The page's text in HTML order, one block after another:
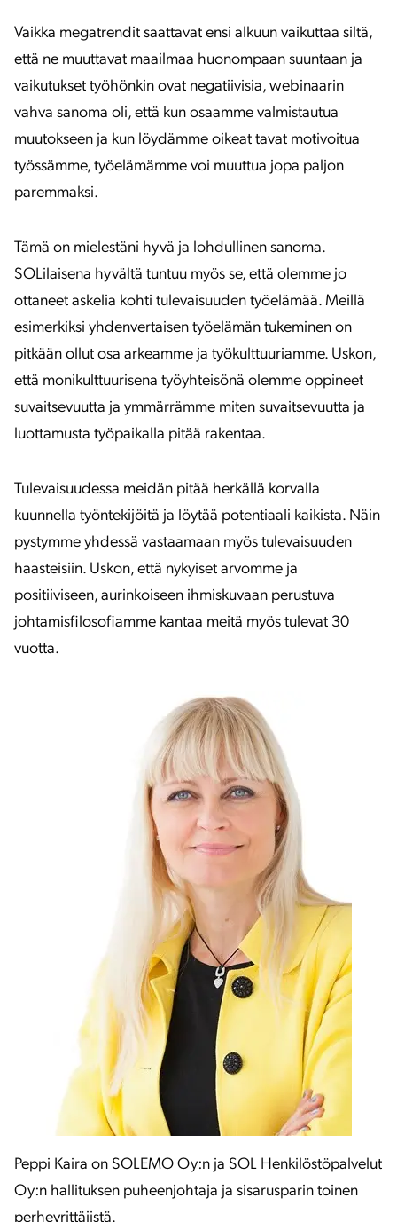
Vaikka megatrendit saattavat ensi alkuun vaikuttaa siltä,
että ne muuttavat maailmaa huonompaan suuntaan ja
vaikutukset työhönkin ovat negatiivisia, webinaarin
vahva sanoma oli, että kun osaamme valmistautua
muutokseen ja kun löydämme oikeat tavat motivoitua
työssämme, työelämämme voi muuttua jopa paljon
paremmaksi.
Tämä on mielestäni hyvä ja lohdullinen sanoma.
SOLilaisena hyvältä tuntuu myös se, että olemme jo
ottaneet askelia kohti tulevaisuuden työelämää. Meillä
esimerkiksi yhdenvertaisen työelämän tukeminen on
pitkään ollut osa arkeamme ja työkulttuuriamme. Uskon,
että monikulttuurisena työyhteisönä olemme oppineet
suvaitsevuutta ja ymmärrämme miten suvaitsevuutta ja
luottamusta työpaikalla pitää rakentaa.
Tulevaisuudessa meidän pitää herkällä korvalla
kuunnella työntekijöitä ja löytää potentiaali kaikista. Näin
pystymme yhdessä vastaamaan myös tulevaisuuden
haasteisiin. Uskon, että nykyiset arvomme ja
positiiviseen, aurinkoiseen ihmiskuvaan perustuva
johtamisfilosofiamme kantaa meitä myös tulevat 30
vuotta.
Peppi Kaira on SOLEMO Oy:n ja SOL Henkilöstöpalvelut
Oy:n hallituksen puheenjohtaja ja sisarusparin toinen
perheyrittäjistä.